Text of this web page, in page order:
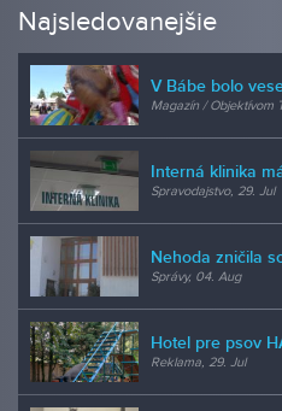
Najsledovanejšie
V Bábe bolo
Magazín / Objektívom
Interná klinika
Spravodajstvo, 29. Jul
Nehoda zničila
Správy, 04. Aug
Hotel pre psov
Reklama, 29. Jul